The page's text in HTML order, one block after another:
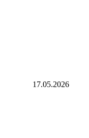
17.05.2026